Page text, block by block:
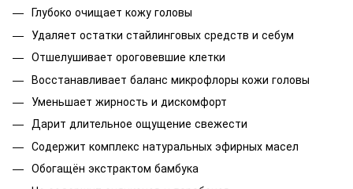
Глубоко очищает кожу головы
Удаляет остатки стайлинговых средств и себум
Отшелушивает ороговевшие клетки
Восстанавливает баланс микрофлоры кожи головы
Уменьшает жирность и дискомфорт
Дарит длительное ощущение свежести
Содержит комплекс натуральных эфирных масел
Обогащён экстрактом бамбука